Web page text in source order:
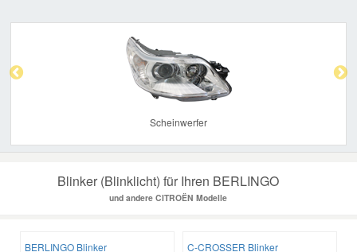
Scheinwerfer
Blinker (Blinklicht) für Ihren BERLINGO
und andere CITROËN Modelle
BERLINGO Blinker C-CROSSER Blinker